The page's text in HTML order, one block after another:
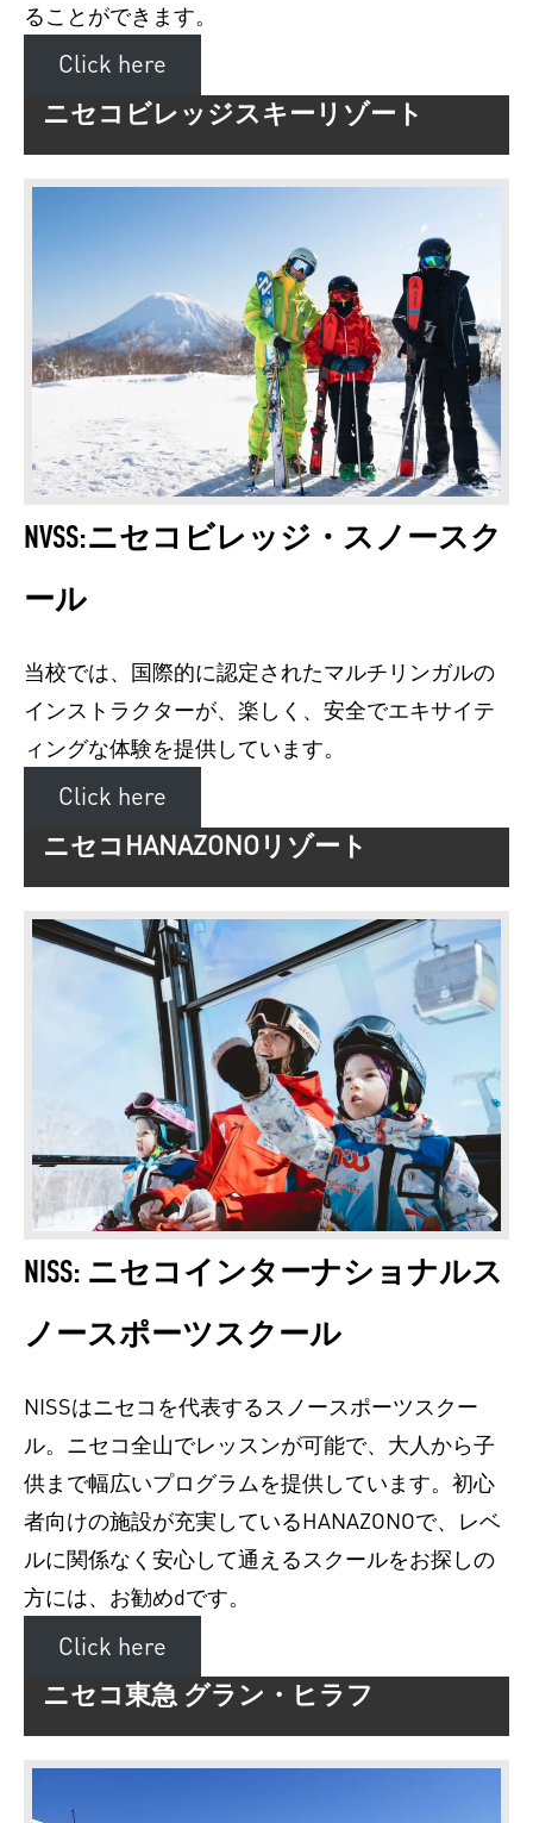
ることができます。
Click here
ニセコビレッジスキーリゾート
NVSS:ニセコビレッジ・スノースク
ール
当校では、国際的に認定されたマルチリンガルの
インストラクターが、楽しく、安全でエキサイテ
ィングな体験を提供しています。
Click here
ニセコHANAZONOリゾート
NISS: ニセコインターナショナルス
ノースポーツスクール
NISSはニセコを代表するスノースポーツスクー
ル。ニセコ全山でレッスンが可能で、大人から子
供まで幅広いプログラムを提供しています。初心
者向けの施設が充実しているHANAZONOで、レベ
ルに関係なく安心して通えるスクールをお探しの
方には、お勧めdです。
Click here
ニセコ東急 グラン・ヒラフ